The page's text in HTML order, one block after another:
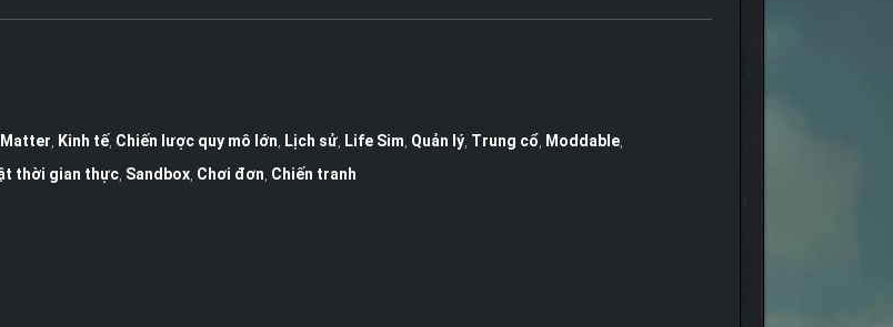
Kinh tế, Chiến lược quy mô lớn Lịch sử, Life Sim Quản lý, Trung cổ Moddable,
thời gian thực, Sandbox, Chơi đơn Chiến tranh